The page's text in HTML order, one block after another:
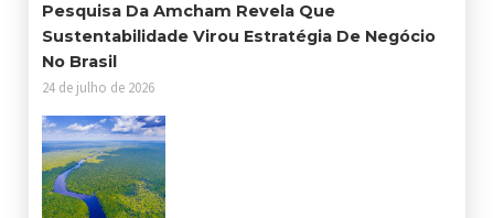
Pesquisa Da Amcham Revela Que
Sustentabilidade Virou Estratégia De Negócio
No Brasil
24 de julho de 2026